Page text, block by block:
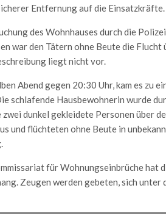
Entfernung auf die Einsatzkräfte.
des Wohnhauses durch die
war den Tätern ohne Beute die
liegt nicht vor.
Abend gegen 20:30 Uhr, kam es zu
schlafende Hausbewohnerin wurde
zwei dunkel gekleidete Personen über
und flüchteten ohne Beute in
für Wohnungseinbrüche hat
Zeugen werden gebeten, sich